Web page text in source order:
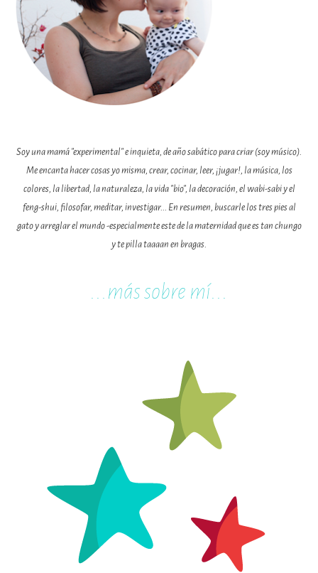
Soy una mamá "experimental" e inquieta, de año sabático para criar (soy músico).
Me encanta hacer cosas yo misma, crear, cocinar, leer, ¡jugar!, la música, los
colores, la libertad, la naturaleza, la vida "bio", la decoración, el wabi-sabi y el
feng-shui, filosofar, meditar, investigar... En resumen, buscarle los tres pies al
gato y arreglar el mundo -especialmente este de la maternidad que es tan chungo
y te pilla taaaan en bragas.
...más sobre mí...